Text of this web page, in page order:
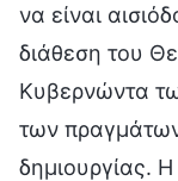
να είναι
διάθεση του
Κυβερνώντα
των
δημιουργίας.